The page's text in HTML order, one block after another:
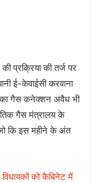
प्रक्रिया की तर्ज पर
ई-केवाईसी करवाना
का गैस कनेक्शन अवैध भी
गैस मंत्रालय के
कि इस महीने के अंत
को कैबिनेट में